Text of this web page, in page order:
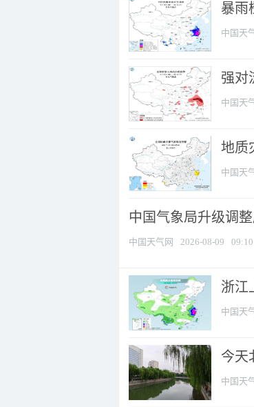
暴雨
中国天
强对
中国天
地质
中国天
中国气象局升级调
中国天气网 2026-08-09 09:10
浙江
中国天
今天
中国天